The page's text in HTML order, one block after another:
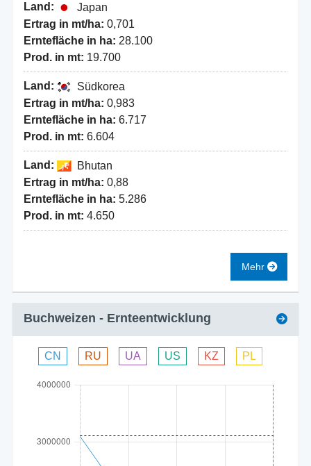
Land:
Japan
Ertrag in mt/ha: 0,701
Erntefläche in ha: 28.100
Prod. in mt: 19.700
Land:
Südkorea
Ertrag in mt/ha: 0,983
Erntefläche in ha: 6.717
Prod. in mt: 6.604
Land:
Bhutan
Ertrag in mt/ha: 0,88
Erntefläche in ha: 5.286
Prod. in mt: 4.650
Mehr
Buchweizen - Ernteentwicklung
CN RU UA US KZ PL